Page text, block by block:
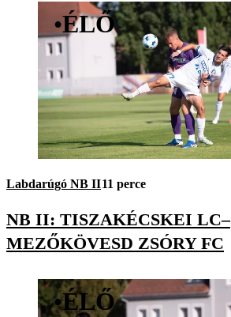
•ÉLŐ
Labdarúgó NB II11 perce
NB II: TISZAKÉCSKEI LC–
MEZŐKÖVESD ZSÓRY FC
•ÉLŐ